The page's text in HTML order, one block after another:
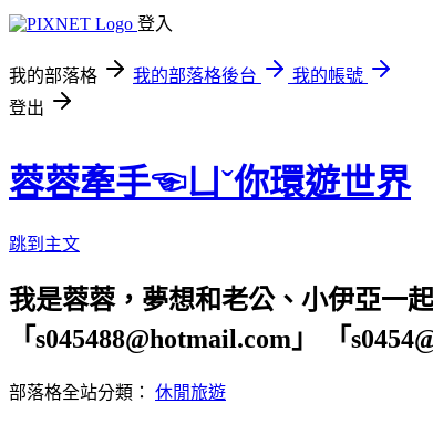
登入
我的部落格 我的部落格後台
我的帳號
登出
蓉蓉牽手☜ㄩˇ你環遊世界
跳到主文
我是蓉蓉，夢想和老公、小伊亞一
「s045488@hotmail.com」 「
部落格全站分類： 休閒旅遊